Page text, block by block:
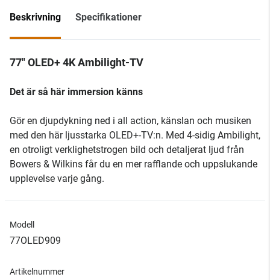
Beskrivning Specifikationer
77" OLED+ 4K Ambilight-TV
Det är så här immersion känns
Gör en djupdykning ned i all action, känslan och musiken
med den här ljusstarka OLED+-TV:n. Med 4-sidig Ambilight,
en otroligt verklighetstrogen bild och detaljerat ljud från
Bowers & Wilkins får du en mer rafflande och uppslukande
upplevelse varje gång.
Modell
77OLED909
Artikelnummer